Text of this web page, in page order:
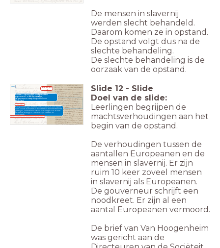
De mensen in slavernij
werden slecht behandeld.
Daarom komen ze in opstand.
De opstand volgt dus na de
slechte behandeling.
De slechte behandeling is de
oorzaak van de opstand.
'De opstandelingen hebben zich verspreid als een lopend
vuur. Overal overvallen ze moordend en brandstichtend de
plantages, zodat binnen 24 uur 18 plantages van de kerk
tot aan de plantage 'La Solitude' zijn verlaten en
geplunderd.'
Opstan
d
Er staan ongeveer4000 slaafgemaakten
tegenover zo’n350 Europeanen.
De gouverneur vraagt dringend hulp aan
Nederland:
25 maart
1763
Slide 12 - Slide
Doel van de slide:
Leerlingen begrijpen de
machtsverhoudingen aan het
begin van de opstand.
De verhoudingen tussen de
aantallen Europeanen en de
mensen in slavernij. Er zijn
ruim 10 keer zoveel mensen
in slavernij als Europeanen.
De gouverneur schrijft een
noodkreet. Er zijn al een
aantal Europeanen vermoord.
De brief van Van Hoogenheim
was gericht aan de